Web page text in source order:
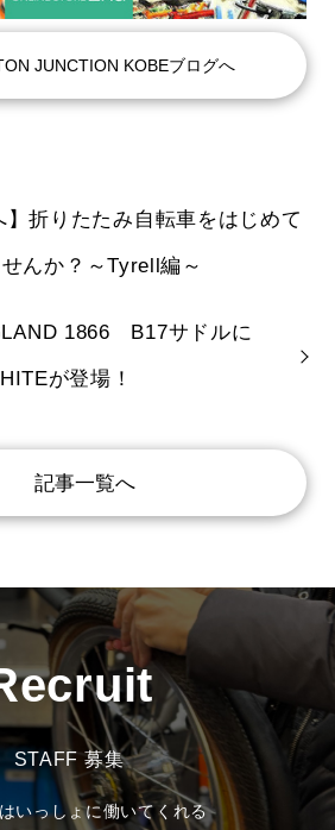
JUNCTION KOBEブログへ
】折りたたみ自転車をはじめて
んか？～Tyrell編～
1866 B17サドルに
が登場！
記事一覧へ
STAFF 募集
いっしょに働いてくれる